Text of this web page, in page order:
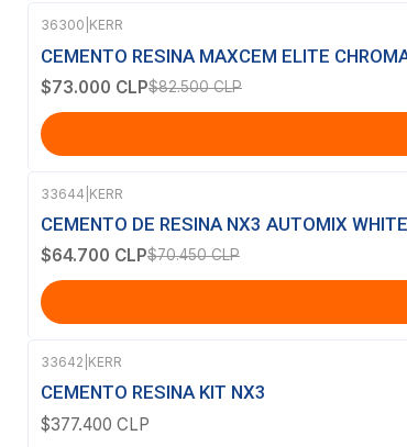
-12%OFF
36300 KERR
CEMENTO RESINA MAXCEM ELITE
$73.000 CLP$82.500 CLP
-8%OFF
33644 KERR
CEMENTO DE RESINA NX3 AUTOMIX
$64.700 CLP$70.450 CLP
Agotado
33642 KERR
CEMENTO RESINA KIT NX3
$377.400 CLP